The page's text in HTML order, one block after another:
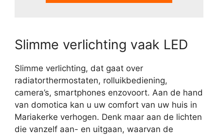
Slimme verlichting vaak LED
Slimme verlichting, dat gaat over
radiatorthermostaten, rolluikbediening,
camera’s, smartphones enzovoort. Aan de hand
van domotica kan u uw comfort van uw huis in
Mariakerke verhogen. Denk maar aan de lichten
die vanzelf aan- en uitgaan, waarvan de